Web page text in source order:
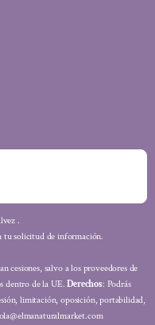
.
tu solicitud de información.
cesiones, salvo a los proveedores de
dentro de la UE.Derechos: Podrás
limitación, oposición, portabilidad,